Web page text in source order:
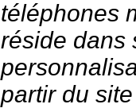
téléphones
réside dans
partir du